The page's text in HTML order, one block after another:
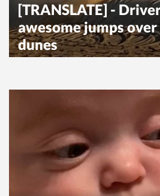
[TRANSLATE] -
awesome jumps over
dunes